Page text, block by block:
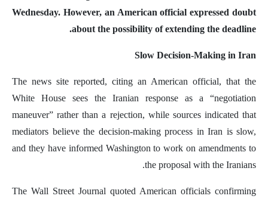
Wednesday. However, an American official expressed doubt
about the possibility of extending the deadline.
Slow Decision-Making in Iran
The news site reported, citing an American official, that the
White House sees the Iranian response as a “negotiation
maneuver” rather than a rejection, while sources indicated that
mediators believe the decision-making process in Iran is slow,
and they have informed Washington to work on amendments to
the proposal with the Iranians.
The Wall Street Journal quoted American officials confirming